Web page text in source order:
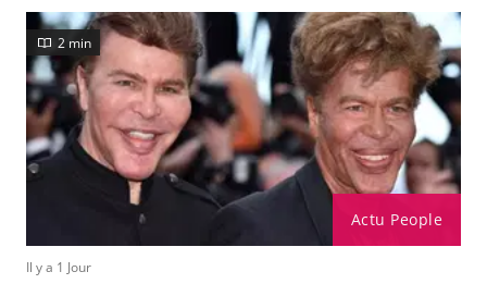
Actu People
2 min
Il y a 1 Jour